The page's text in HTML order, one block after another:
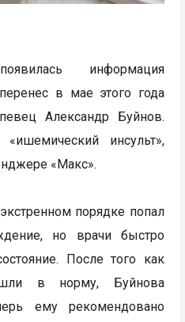
информация
в мае этого года
Александр Буйнов.
инсульт»,
«Макс».
порядке попал
но врачи быстро
После того как
в норму, Буйнова
ему рекомендовано